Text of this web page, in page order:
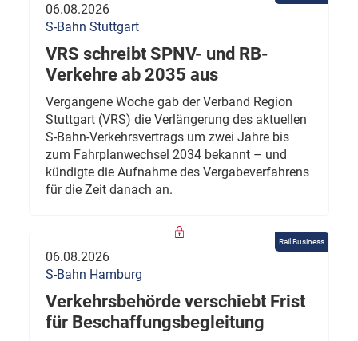
06.08.2026
S-Bahn Stuttgart
VRS schreibt SPNV- und RB-
Verkehre ab 2035 aus
Vergangene Woche gab der Verband Region
Stuttgart (VRS) die Verlängerung des aktuellen
S-Bahn-Verkehrsvertrags um zwei Jahre bis
zum Fahrplanwechsel 2034 bekannt – und
kündigte die Aufnahme des Vergabeverfahrens
für die Zeit danach an.
Rail Business
06.08.2026
S-Bahn Hamburg
Verkehrsbehörde verschiebt Frist
für Beschaffungsbegleitung